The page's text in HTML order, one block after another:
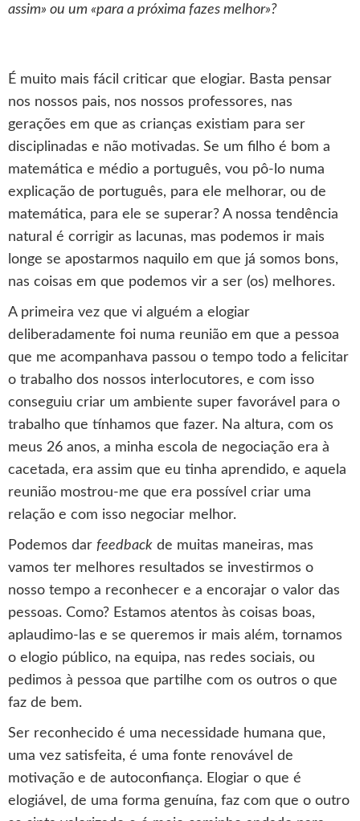
assim» ou um «para a próxima fazes melhor»?
É muito mais fácil criticar que elogiar. Basta pensar
nos nossos pais, nos nossos professores, nas
gerações em que as crianças existiam para ser
disciplinadas e não motivadas. Se um filho é bom a
matemática e médio a português, vou pô-lo numa
explicação de português, para ele melhorar, ou de
matemática, para ele se superar? A nossa tendência
natural é corrigir as lacunas, mas podemos ir mais
longe se apostarmos naquilo em que já somos bons,
nas coisas em que podemos vir a ser (os) melhores.
A primeira vez que vi alguém a elogiar
deliberadamente foi numa reunião em que a pessoa
que me acompanhava passou o tempo todo a felicitar
o trabalho dos nossos interlocutores, e com isso
conseguiu criar um ambiente super favorável para o
trabalho que tínhamos que fazer. Na altura, com os
meus 26 anos, a minha escola de negociação era à
cacetada, era assim que eu tinha aprendido, e aquela
reunião mostrou-me que era possível criar uma
relação e com isso negociar melhor.
Podemos dar feedback de muitas maneiras, mas
vamos ter melhores resultados se investirmos o
nosso tempo a reconhecer e a encorajar o valor das
pessoas. Como? Estamos atentos às coisas boas,
aplaudimo-las e se queremos ir mais além, tornamos
o elogio público, na equipa, nas redes sociais, ou
pedimos à pessoa que partilhe com os outros o que
faz de bem.
Ser reconhecido é uma necessidade humana que,
uma vez satisfeita, é uma fonte renovável de
motivação e de autoconfiança. Elogiar o que é
elogiável, de uma forma genuína, faz com que o outro